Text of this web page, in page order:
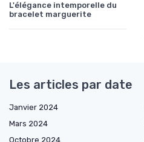
L'élégance intemporelle du
bracelet marguerite
Les articles par date
Janvier 2024
Mars 2024
Octobre 2024